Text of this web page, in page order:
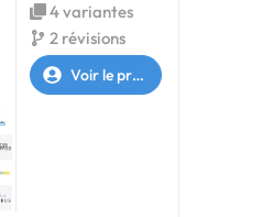
4 variantes
2 révisions
Voir le profil